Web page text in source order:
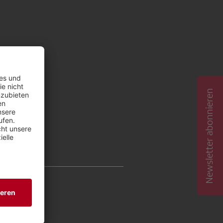
Newsletter abonnieren